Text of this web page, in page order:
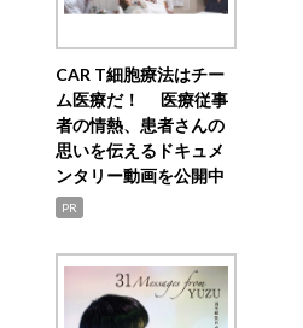
CAR T細胞療法はチー
ム医療だ！ 医療従事
者の情熱、患者さんの
思いを伝えるドキュメ
ンタリー動画を公開中
PR